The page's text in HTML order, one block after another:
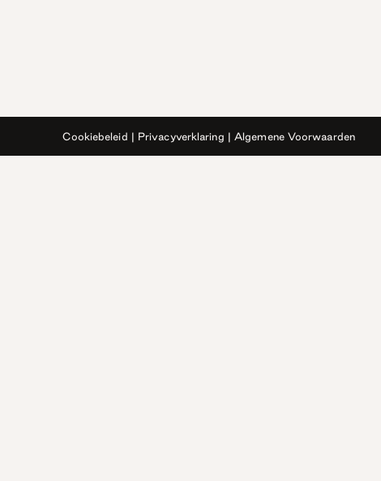
Cookiebeleid | Privacyverklaring | Algemene Voorwaarden